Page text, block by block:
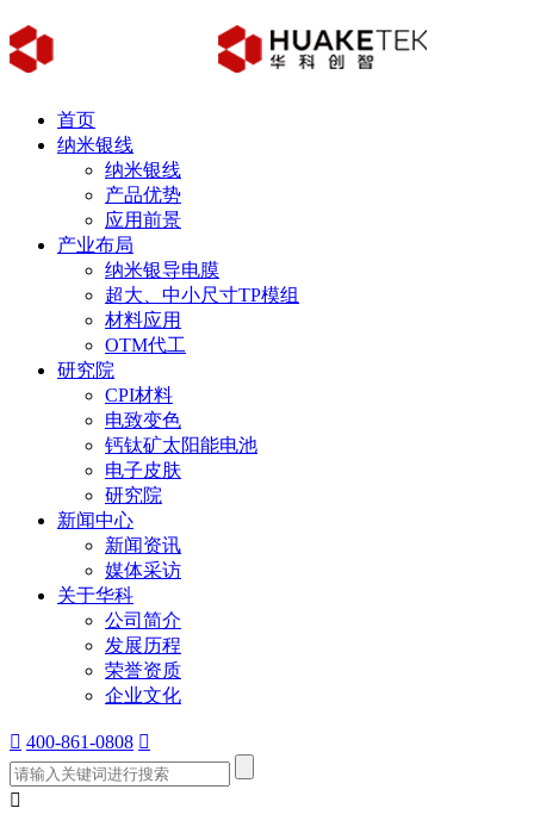
首页
纳米银线
纳米银线
产品优势
应用前景
产业布局
纳米银导电膜
超大、中小尺寸TP模组
材料应用
OTM代工
研究院
CPI材料
电致变色
钙钛矿太阳能电池
电子皮肤
研究院
新闻中心
新闻资讯
媒体采访
关于华科
公司简介
发展历程
荣誉资质
企业文化
 400-861-0808 
